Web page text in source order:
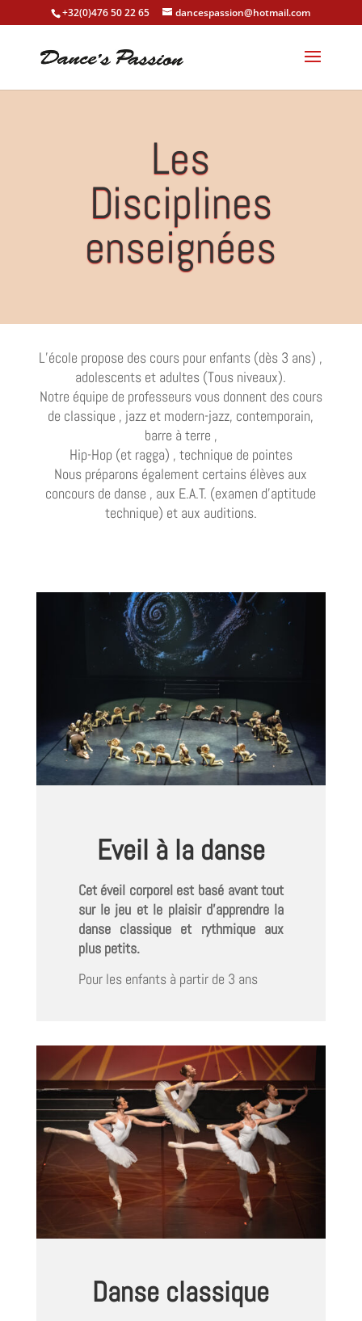
+32(0)476 50 22 65 dancespassion@hotmail.com
Les
Disciplines
enseignées
L’école propose des cours pour enfants (dès 3 ans) ,
adolescents et adultes (Tous niveaux).
Notre équipe de professeurs vous donnent des cours
de classique , jazz et modern-jazz, contemporain,
barre à terre ,
Hip-Hop (et ragga) , technique de pointes
Nous préparons également certains élèves aux
concours de danse , aux E.A.T. (examen d’aptitude
technique) et aux auditions.
Eveil à la danse
Cet éveil corporel est basé avant tout
sur le jeu et le plaisir d’apprendre la
danse classique et rythmique aux
plus petits.
Pour les enfants à partir de 3 ans
Danse classique